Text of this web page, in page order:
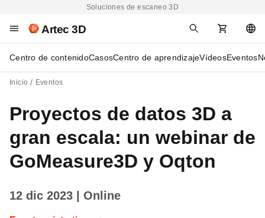
Soluciones de escaneo 3D
Artec 3D
Centro de contenidoCasosCentro de aprendizajeVídeosEventos
Inicio Eventos
Proyectos de datos 3D a
gran escala: un webinar de
GoMeasure3D y Oqton
12 dic 2023 | Online